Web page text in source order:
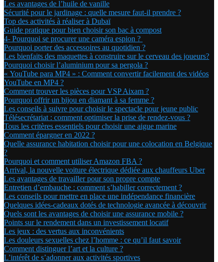
Les avantages de l’huile de vanille
Sécurité pour le jardinage : quelle mesure faut-il prendre ?
Top des activités à réaliser à Dubaï
Guide pratique pour bien choisir son bac à compost
4- Pourquoi se procurer une caméra espion ?
Pourquoi porter des accessoires au quotidien ?
Les bienfaits des maquettes à construire sur le cerveau des joueurs?
Pourquoi choisir l’aluminium pour sa pergola ?
« YouTube para MP4 » : Comment convertir facilement des vidéos
YouTube en MP4 ?
Comment trouver les pièces pour VSP Aixam ?
Pourquoi offrir un bijou en diamant à sa femme ?
Les conseils à suivre pour choisir le spectacle pour jeune public
Télésecrétariat : comment optimiser la prise de rendez-vous ?
Tous les critères essentiels pour choisir une aigue marine
Comment épargner en 2022 ?
Quelle assurance habitation choisir pour une colocation en Belgique
?
Pourquoi et comment utiliser Amazon FBA ?
Arrival, la nouvelle voiture électrique dédiée aux chauffeurs Uber
Les avantages de travailler pour son propre compte
Entretien d’embauche : comment s’habiller correctement ?
Les conseils pour mettre en place une indépendance financière
Quelques idées-cadeaux dotés de technologie avancée à découvrir
Quels sont les avantages de choisir une assurance mobile ?
Points sur le rendement dans un investissement locatif
Les jeux : des vertus aux inconvénients
Les douleurs sexuelles chez l’homme : ce qu’il faut savoir
Comment distinguer l’art et la culture ?
L’intérêt de s’adonner aux activités sportives